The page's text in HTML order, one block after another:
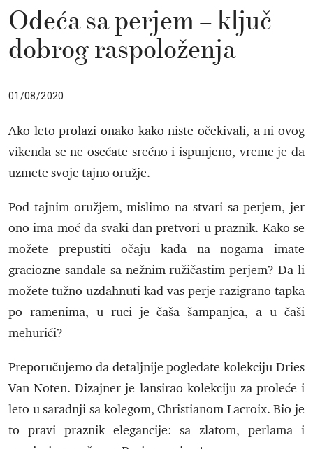
Odeća sa perjem – ključ
dobrog raspoloženja
01/08/2020
Ako leto prolazi onako kako niste očekivali, a ni ovog
vikenda se ne osećate srećno i ispunjeno, vreme je da
uzmete svoje tajno oružje.
Pod tajnim oružjem, mislimo na stvari sa perjem, jer
ono ima moć da svaki dan pretvori u praznik. Kako se
možete prepustiti očaju kada na nogama imate
graciozne sandale sa nežnim ružičastim perjem? Da li
možete tužno uzdahnuti kad vas perje razigrano tapka
po ramenima, u ruci je čaša šampanjca, a u čaši
mehurići?
Preporučujemo da detaljnije pogledate kolekciju Dries
Van Noten. Dizajner je lansirao kolekciju za proleće i
leto u saradnji sa kolegom, Christianom Lacroix. Bio je
to pravi praznik elegancije: sa zlatom, perlama i